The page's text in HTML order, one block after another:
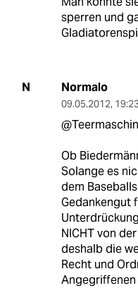
sperren und
N Normalo
09.05.2012,
Ob
Solange es
dem
Gedankengut
NICHT von
deshalb die
Recht und